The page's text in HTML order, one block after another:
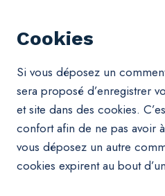
Cookies
Si vous déposez un
sera proposé d’enregistrer
et site dans des cookies.
confort afin de ne pas avoir
vous déposez un autre
cookies expirent au bout